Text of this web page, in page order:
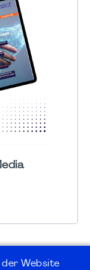
der Website